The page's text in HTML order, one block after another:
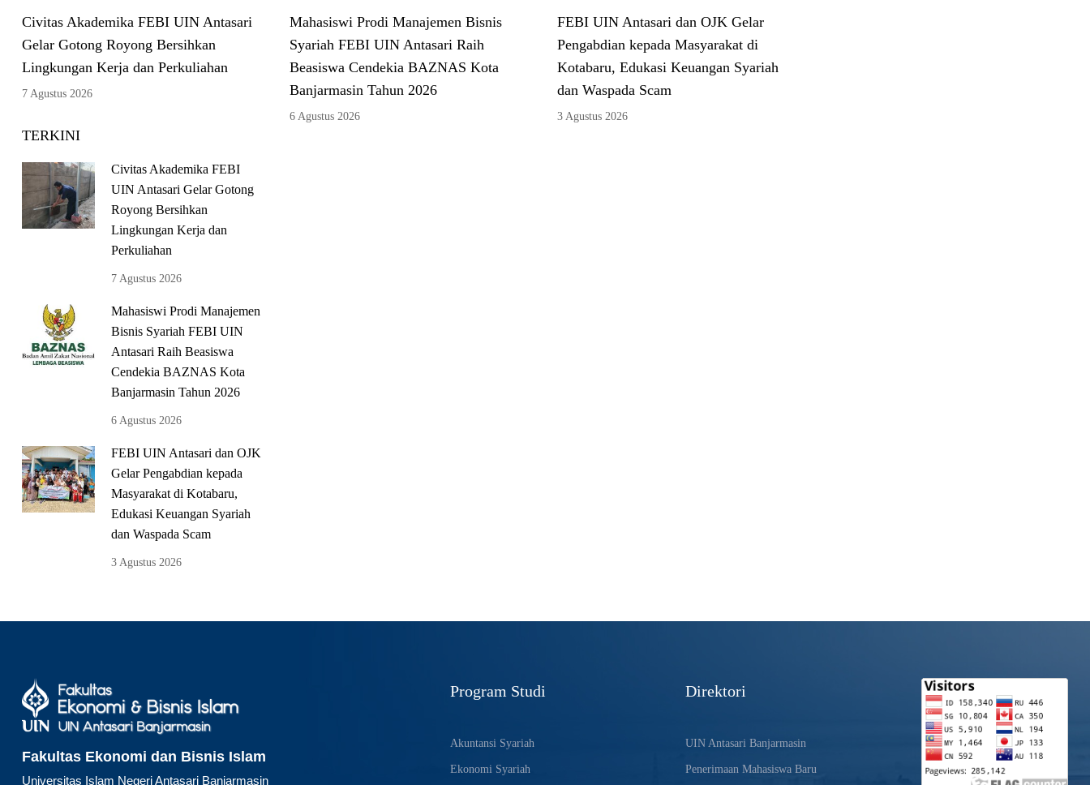
Civitas Akademika FEBI UIN Antasari
Gelar Gotong Royong Bersihkan
Lingkungan Kerja dan Perkuliahan
7 Agustus 2026
Mahasiswi Prodi Manajemen Bisnis
Syariah FEBI UIN Antasari Raih
Beasiswa Cendekia BAZNAS Kota
Banjarmasin Tahun 2026
6 Agustus 2026
FEBI UIN Antasari dan OJK Gelar
Pengabdian kepada Masyarakat di
Kotabaru, Edukasi Keuangan Syariah
dan Waspada Scam
3 Agustus 2026
TERKINI
Civitas Akademika FEBI
UIN Antasari Gelar Gotong
Royong Bersihkan
Lingkungan Kerja dan
Perkuliahan
7 Agustus 2026
Mahasiswi Prodi Manajemen
Bisnis Syariah FEBI UIN
Antasari Raih Beasiswa
Cendekia BAZNAS Kota
Banjarmasin Tahun 2026
6 Agustus 2026
FEBI UIN Antasari dan OJK
Gelar Pengabdian kepada
Masyarakat di Kotabaru,
Edukasi Keuangan Syariah
dan Waspada Scam
3 Agustus 2026
Fakultas Ekonomi dan Bisnis Islam
Universitas Islam Negeri Antasari Banjarmasin
Program Studi
Akuntansi Syariah
Ekonomi Syariah
Direktori
UIN Antasari Banjarmasin
Penerimaan Mahasiswa Baru